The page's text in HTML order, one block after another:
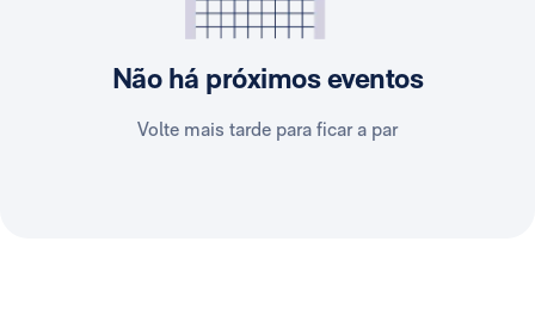
Não há próximos eventos
Volte mais tarde para ficar a par